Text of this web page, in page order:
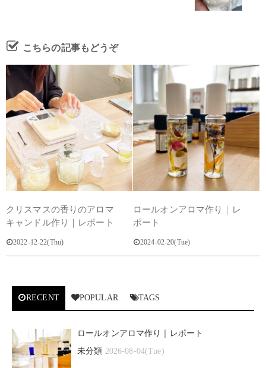
こちらの記事もどうぞ
クリスマスの香りのアロマ
キャンドル作り｜レポート
2022-12-22(Thu)
ロールオンアロマ作り｜レ
ポート
2024-02-20(Tue)
RECENT POPULAR TAGS
ロールオンアロマ作り｜レポート
未分類 2026-08-04(Tue)